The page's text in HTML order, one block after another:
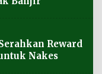
Reward
Nakes